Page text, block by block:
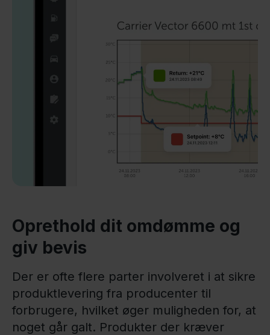
Oprethold dit omdømme og
giv bevis
Der er ofte flere parter involveret i at sikre
produktlevering fra producenter til
forbrugere, hvilket øger muligheden for, at
noget går galt. Produkter der kræver